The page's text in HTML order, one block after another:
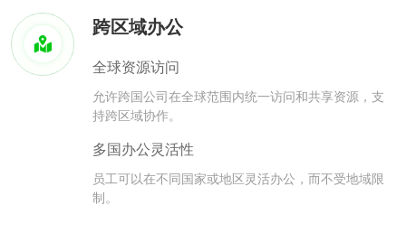
跨区域办公
全球资源访问
允许跨国公司在全球范围内统一访问和共享资源，支
持跨区域协作。
多国办公灵活性
员工可以在不同国家或地区灵活办公，而不受地域限
制。